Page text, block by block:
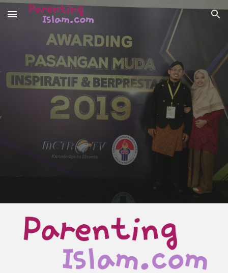
Skip to main content Skip to navigation